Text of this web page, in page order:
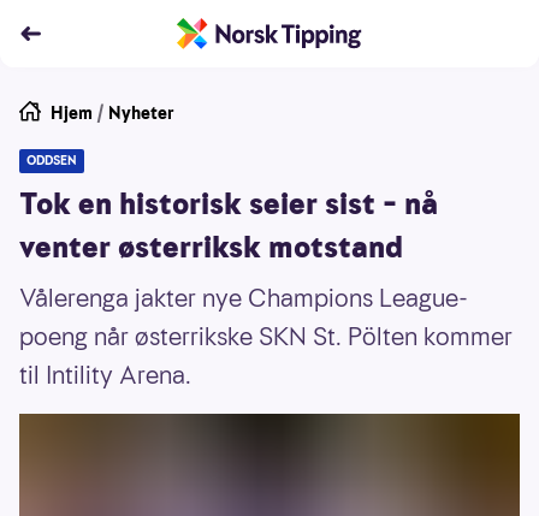
Hjem / Nyheter
ODDSEN
Tok en historisk seier sist – nå
venter østerriksk motstand
Vålerenga jakter nye Champions League-
poeng når østerrikske SKN St. Pölten kommer
til Intility Arena.